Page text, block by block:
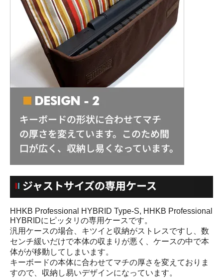
HHKB Professional HYBRID Type-S, HHKB Professional
HYBRIDにピッタリの専用ケースです。
汎用ケースの場合、キツイと収納がストレスですし、数
センチ緩いだけで本体の収まりが悪く、ケースの中で本
体がが移動してしまいます。
キーボードの本体に合わせてマチの厚さを変えておりま
すので、収納し易いデザインになっています。